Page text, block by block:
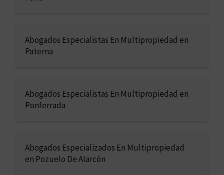
Abogados Especialistas En Multipropiedad en
Paterna
Abogados Especialistas En Multipropiedad en
Ponferrada
Abogados Especializados En Multipropiedad
en Pozuelo De Alarcón